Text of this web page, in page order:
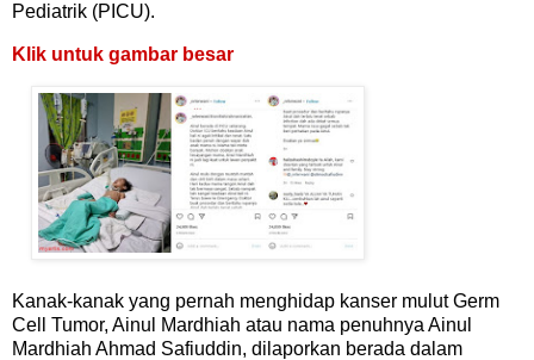
Pediatrik (PICU).
Klik untuk gambar besar
Kanak-kanak yang pernah menghidap kanser mulut Germ
Cell Tumor, Ainul Mardhiah atau nama penuhnya Ainul
Mardhiah Ahmad Safiuddin, dilaporkan berada dalam